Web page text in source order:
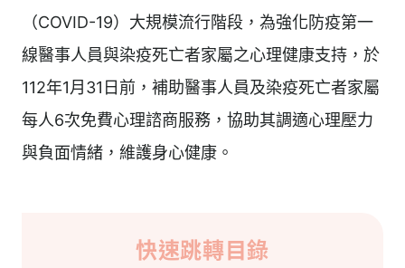
（COVID-19）大規模流行階段，為強化防疫第一
線醫事人員與染疫死亡者家屬之心理健康支持，於
112年1月31日前，補助醫事人員及染疫死亡者家屬
每人6次免費心理諮商服務，協助其調適心理壓力
與負面情緒，維護身心健康。
快速跳轉目錄